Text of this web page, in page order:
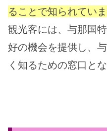
ることで知られていま
観光客には、与那国
好の機会を提供し、
く知るための窓口と